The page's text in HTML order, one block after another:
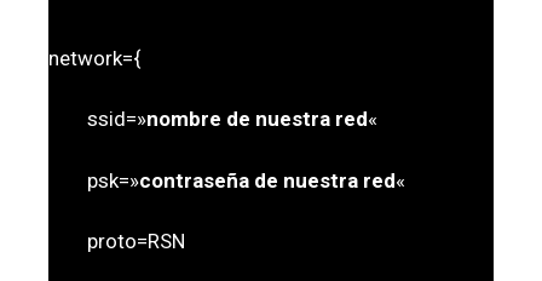
network={
ssid=»nombre de nuestra red«
psk=»contraseña de nuestra red«
proto=RSN